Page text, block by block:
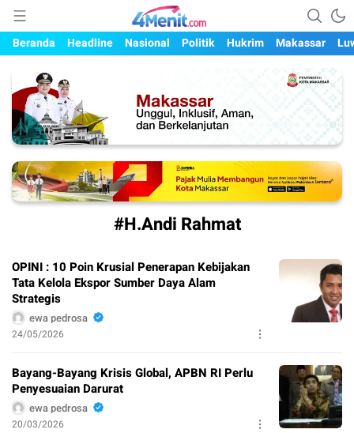
4menit.com
Mengungkap Kisah, Setiap Hari
Beranda
Headline Nasional Politik Hukrim Makassar
#H.Andi Rahmat
OPINI : 10 Poin Krusial Penerapan Kebijakan
Tata Kelola Ekspor Sumber Daya Alam
Strategis
ewa pedrosa
24/05/2026
Bayang-Bayang Krisis Global, APBN RI Perlu
Penyesuaian Darurat
ewa pedrosa
20/03/2026